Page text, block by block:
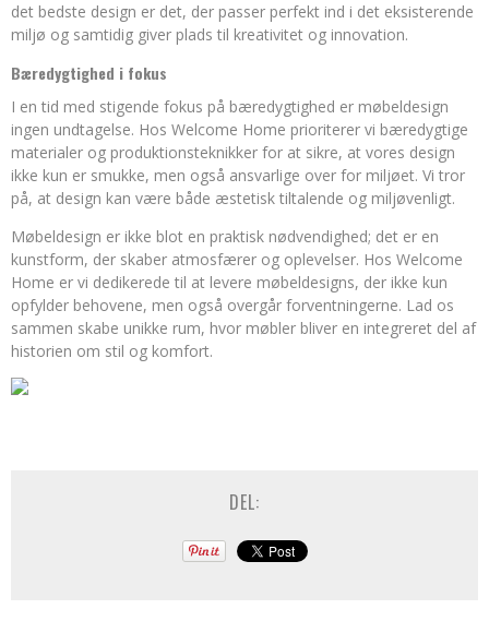
det bedste design er det, der passer perfekt ind i det eksisterende
miljø og samtidig giver plads til kreativitet og innovation.
Bæredygtighed i fokus
I en tid med stigende fokus på bæredygtighed er møbeldesign
ingen undtagelse. Hos Welcome Home prioriterer vi bæredygtige
materialer og produktionsteknikker for at sikre, at vores design
ikke kun er smukke, men også ansvarlige over for miljøet. Vi tror
på, at design kan være både æstetisk tiltalende og miljøvenligt.
Møbeldesign er ikke blot en praktisk nødvendighed; det er en
kunstform, der skaber atmosfærer og oplevelser. Hos Welcome
Home er vi dedikerede til at levere møbeldesigns, der ikke kun
opfylder behovene, men også overgår forventningerne. Lad os
sammen skabe unikke rum, hvor møbler bliver en integreret del af
historien om stil og komfort.
DEL: